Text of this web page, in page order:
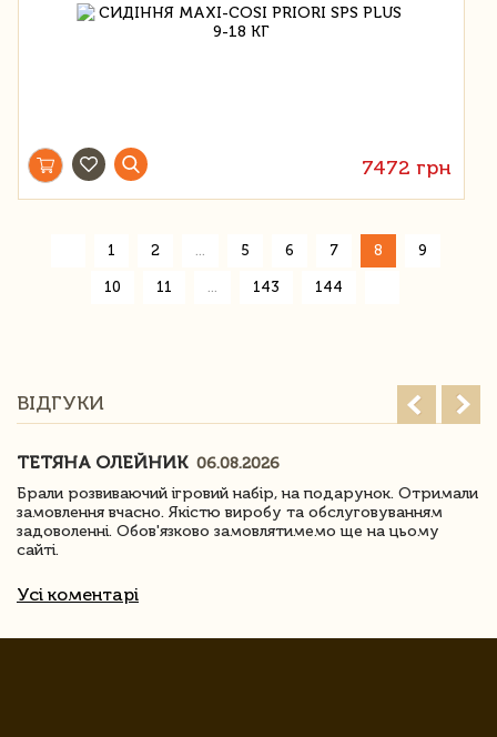
7472 грн
1 2 5 6 7 8 9
10 11 143 144
ВІДГУКИ
ТЕТЯНА ОЛЕЙНИК 06.08.2026
Брали розвиваючий ігровий набір, на подарунок. Отримали
замовлення вчасно. Якістю виробу та обслуговуванням
задоволенні. Обов'язково замовлятимемо ще на цьому
сайті.
Усі коментарі